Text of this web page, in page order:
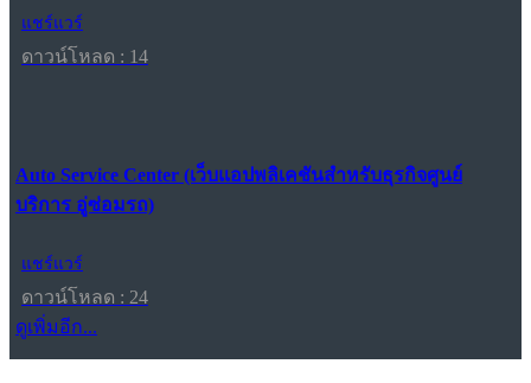
แชร์แวร์
ดาวน์โหลด : 14
Auto Service Center (เว็บแอปพลิเคชันสำหรับธุรกิจศูนย์
บริการ อู่ซ่อมรถ)
แชร์แวร์
ดาวน์โหลด : 24
ดูเพิ่มอีก...